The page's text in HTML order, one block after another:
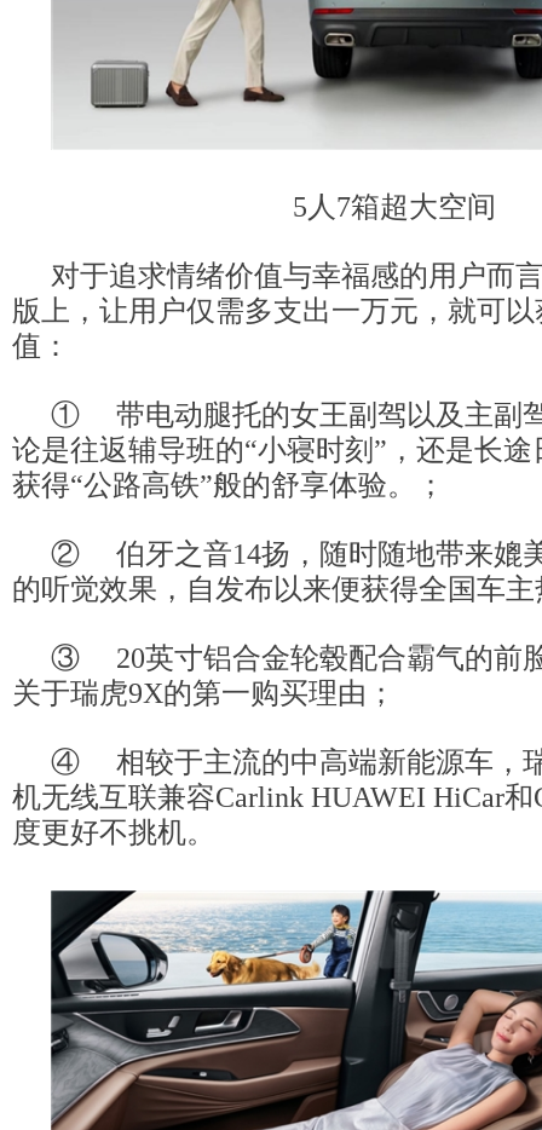
5人7箱超大空间
对于追求情绪价值与幸福感的用户而
版上，让用户仅需多支出一万元，就可
值：
① 带电动腿托的女王副驾以及主副
论是往返辅导班的“小寝时刻”，还是长
获得“公路高铁”般的舒享体验。；
② 伯牙之音14扬，随时随地带来媲
的听觉效果，自发布以来便获得全国车
③ 20英寸铝合金轮毂配合霸气的前
关于瑞虎9X的第一购买理由；
④ 相较于主流的中高端新能源车，
机无线互联兼容Carlink HUAWEI HiCar和
度更好不挑机。